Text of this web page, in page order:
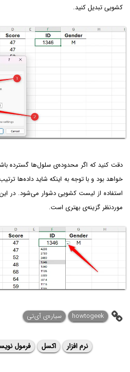
کشویی تبدیل کنید.
دقت کنید که اگر محدوده‌ی سلول‌ها گسترده
خواهد بود و با توجه به اینکه شاید داده‌ها
استفاده از لیست کشویی دشوار می‌شود. در
موردنظر گزینه‌ی بهتری است.
howtogeek سیاره‌ی آی‌تی
نرم افزار اکسل فرمول